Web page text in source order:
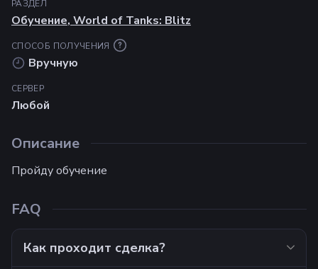
РАЗДЕЛ
Обучение, World of Tanks: Blitz
СПОСОБ ПОЛУЧЕНИЯ
Вручную
СЕРВЕР
Любой
Описание
Пройду обучение
FAQ
Как проходит сделка?